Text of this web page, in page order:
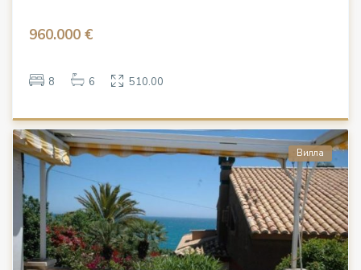
960.000 €
8 6 510.00
Вилла